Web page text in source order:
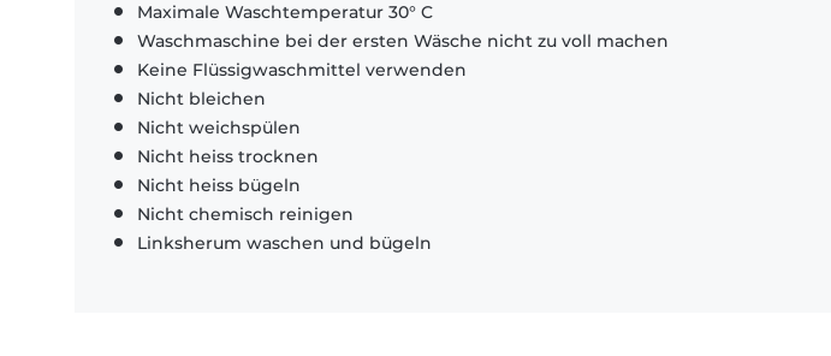
Maximale Waschtemperatur 30° C
Waschmaschine bei der ersten Wäsche nicht zu voll machen
Keine Flüssigwaschmittel verwenden
Nicht bleichen
Nicht weichspülen
Nicht heiss trocknen
Nicht heiss bügeln
Nicht chemisch reinigen
Linksherum waschen und bügeln